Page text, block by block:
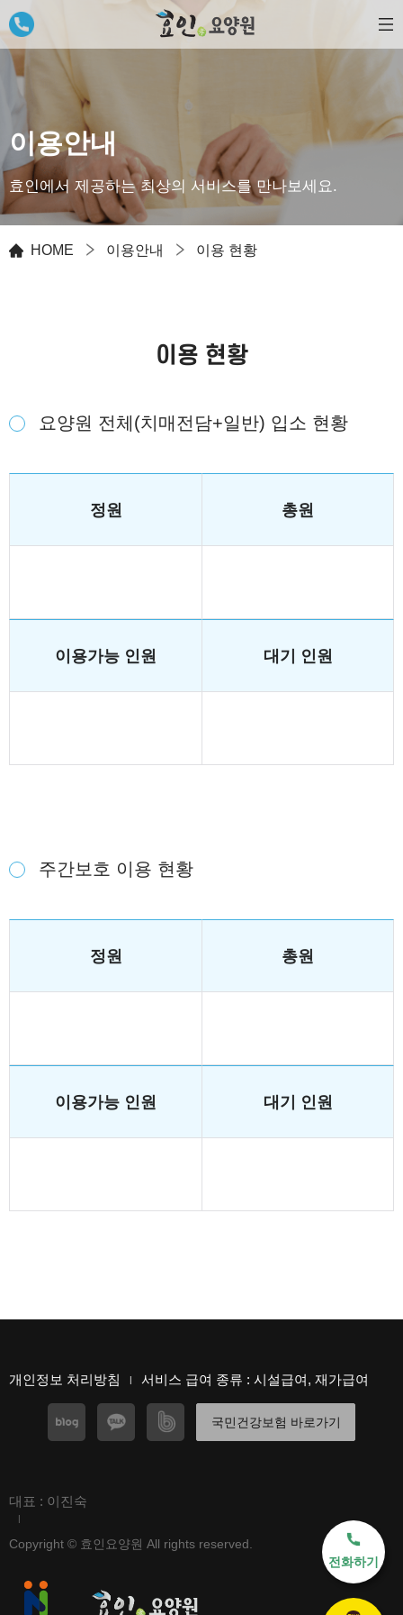
이용안내
효인에서 제공하는 최상의 서비스를 만나보세요.
HOME 이용안내 이용 현황
이용 현황
요양원 전체(치매전담+일반) 입소 현황
정원 총원
이용가능 인원 대기 인원
주간보호 이용 현황
정원 총원
이용가능 인원 대기 인원
전화하기
개인정보 처리방침 | 서비스 급여 종류 : 시설급여, 재가급여
국민건강보험 바로가기
대표 : 이진숙
|
Copyright © 효인요양원 All rights reserved.